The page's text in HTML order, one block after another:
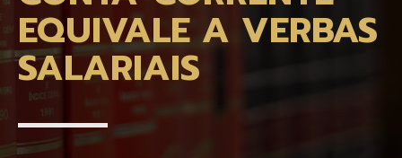
EQUIVALE A VERBAS
SALARIAIS